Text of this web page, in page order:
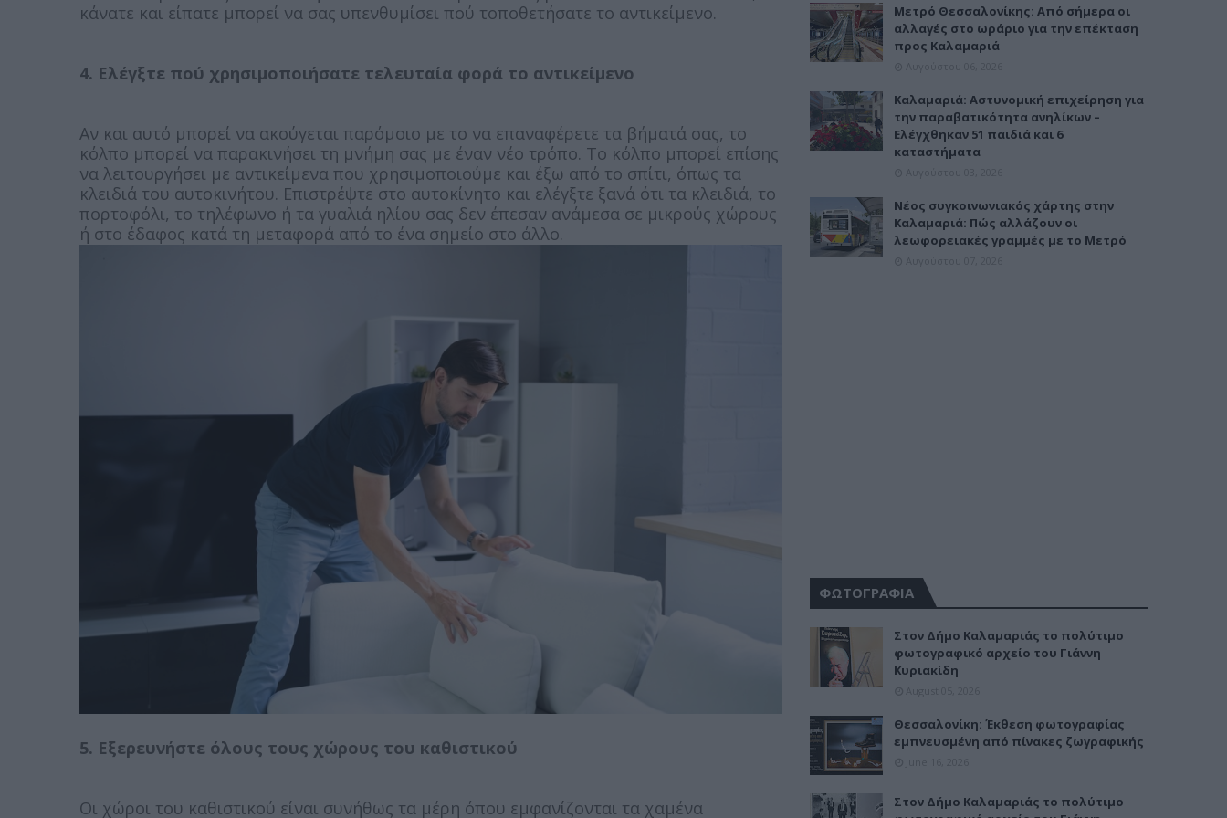
κάνατε και είπατε μπορεί να σας υπενθυμίσει πού τοποθετήσατε το αντικείμενο.
4. Ελέγξτε πού χρησιμοποιήσατε τελευταία φορά το αντικείμενο
Αν και αυτό μπορεί να ακούγεται παρόμοιο με το να επαναφέρετε τα βήματά σας, το
κόλπο μπορεί να παρακινήσει τη μνήμη σας με έναν νέο τρόπο. Το κόλπο μπορεί επίσης
να λειτουργήσει με αντικείμενα που χρησιμοποιούμε και έξω από το σπίτι, όπως τα
κλειδιά του αυτοκινήτου. Επιστρέψτε στο αυτοκίνητο και ελέγξτε ξανά ότι τα κλειδιά, το
πορτοφόλι, το τηλέφωνο ή τα γυαλιά ηλίου σας δεν έπεσαν ανάμεσα σε μικρούς χώρους
ή στο έδαφος κατά τη μεταφορά από το ένα σημείο στο άλλο.
5. Εξερευνήστε όλους τους χώρους του καθιστικού
Οι χώροι του καθιστικού είναι συνήθως τα μέρη όπου εμφανίζονται τα χαμένα
Μετρό Θεσσαλονίκης: Από σήμερα οι
αλλαγές στο ωράριο για την επέκταση
προς Καλαμαριά
Καλαμαριά: Αστυνομική επιχείρηση για
την παραβατικότητα ανηλίκων –
Ελέγχθηκαν 51 παιδιά και 6
καταστήματα
Νέος συγκοινωνιακός χάρτης στην
Καλαμαριά: Πώς αλλάζουν οι
λεωφορειακές γραμμές με το Μετρό
ΦΩΤΟΓΡΑΦΙΑ
Στον Δήμο Καλαμαριάς το πολύτιμο
φωτογραφικό αρχείο του Γιάννη
Κυριακίδη
Θεσσαλονίκη: Έκθεση φωτογραφίας
εμπνευσμένη από πίνακες ζωγραφικής
Στον Δήμο Καλαμαριάς το πολύτιμο